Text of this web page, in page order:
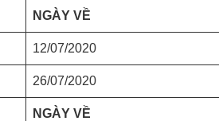
NGÀY VỀ
12/07/2020
26/07/2020
NGÀY VỀ